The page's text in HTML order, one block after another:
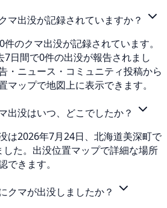
マ出没が記録されていますか？
のクマ出没が記録されています。
日間で0件の出没が報告されまし
・ニュース・コミュニティ投稿から
マップで地図上に表示できます。
出没はいつ、どこでしたか？
は2026年7月24日、北海道美深町で
した。出没位置マップで詳細な場所
できます。
クマが出没しましたか？